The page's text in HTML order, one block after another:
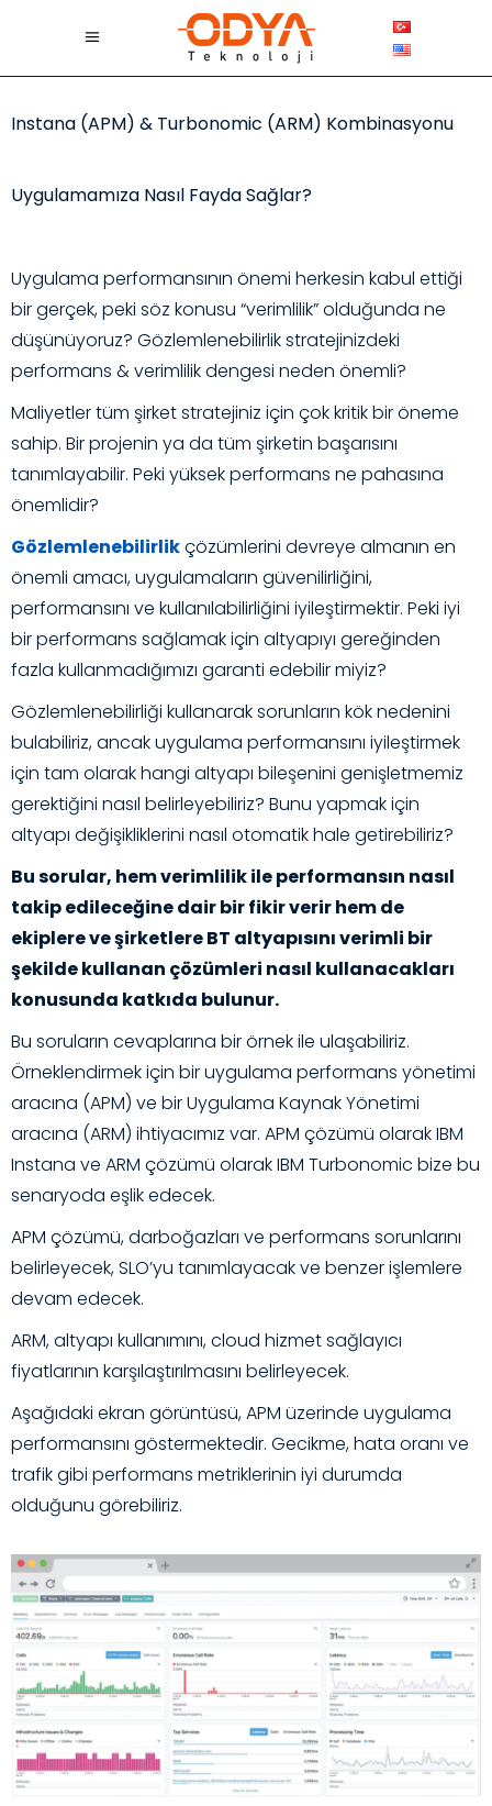
Instana (APM) & Turbonomic (ARM) Kombinasyonu
Uygulamamıza Nasıl Fayda Sağlar?
Uygulama performansının önemi herkesin kabul ettiği
bir gerçek, peki söz konusu “verimlilik” olduğunda ne
düşünüyoruz? Gözlemlenebilirlik stratejinizdeki
performans & verimlilik dengesi neden önemli?
Maliyetler tüm şirket stratejiniz için çok kritik bir öneme
sahip. Bir projenin ya da tüm şirketin başarısını
tanımlayabilir. Peki yüksek performans ne pahasına
önemlidir?
Gözlemlenebilirlikçözümlerini devreye almanın en
önemli amacı, uygulamaların güvenilirliğini,
performansını ve kullanılabilirliğini iyileştirmektir. Peki iyi
bir performans sağlamak için altyapıyı gereğinden
fazla kullanmadığımızı garanti edebilir miyiz?
Gözlemlenebilirliği kullanarak sorunların kök nedenini
bulabiliriz, ancak uygulama performansını iyileştirmek
için tam olarak hangi altyapı bileşenini genişletmemiz
gerektiğini nasıl belirleyebiliriz? Bunu yapmak için
altyapı değişikliklerini nasıl otomatik hale getirebiliriz?
Bu sorular, hem verimlilik ile performansın nasıl
takip edileceğine dair bir fikir verir hem de
ekiplere ve şirketlere BT altyapısını verimli bir
şekilde kullanan çözümleri nasıl kullanacakları
konusunda katkıda bulunur.
Bu soruların cevaplarına bir örnek ile ulaşabiliriz.
Örneklendirmek için bir uygulama performans yönetimi
aracına (APM) ve bir Uygulama Kaynak Yönetimi
aracına (ARM) ihtiyacımız var. APM çözümü olarak IBM
Instana ve ARM çözümü olarak IBM Turbonomic bize bu
senaryoda eşlik edecek.
APM çözümü, darboğazları ve performans sorunlarını
belirleyecek, SLO’yu tanımlayacak ve benzer işlemlere
devam edecek.
ARM, altyapı kullanımını, cloud hizmet sağlayıcı
fiyatlarının karşılaştırılmasını belirleyecek.
Aşağıdaki ekran görüntüsü, APM üzerinde uygulama
performansını göstermektedir. Gecikme, hata oranı ve
trafik gibi performans metriklerinin iyi durumda
olduğunu görebiliriz.